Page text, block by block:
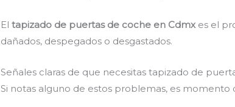
Eltapizado de puertas de coche en Cdmx es el
dañados, despegados o desgastados.
Señales claras de que necesitas tapizado de
Si notas alguno de estos problemas, es momento